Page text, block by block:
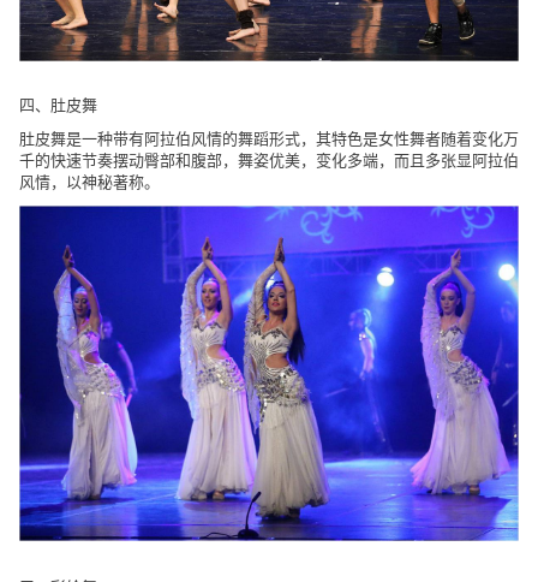
四、肚皮舞
肚皮舞是一种带有阿拉伯风情的舞蹈形式，其特色是女性舞者随着变化万
千的快速节奏摆动臀部和腹部，舞姿优美，变化多端，而且多张显阿拉伯
风情，以神秘著称。